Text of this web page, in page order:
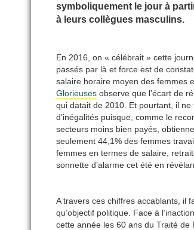
symboliquement le jour à
à leurs collègues masculins.
En 2016, on « célébrait » cette
passés par là et force est de
salaire horaire moyen des femmes
Glorieuses observe que l’écart de
qui datait de 2010. Et pourtant, il ne
d’inégalités puisque, comme le
secteurs moins bien payés,
seulement 44,1% des femmes
femmes en termes de salaire,
sonnette d’alarme cet été en
A travers ces chiffres accablants, il
qu’objectif politique. Face à
cette année les 60 ans du Traité de